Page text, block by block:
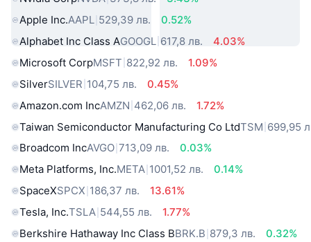
Apple Inc.AAPL 529,39 лв.
0.52%
Alphabet Inc Class AGOOGL 617,8 лв.
4.03%
Microsoft CorpMSFT 822,92 лв.
1.09%
SilverSILVER 104,75 лв.
0.45%
Amazon.com IncAMZN 462,06 лв.
1.72%
Taiwan Semiconductor Manufacturing Co LtdTSM 699,95
Broadcom IncAVGO 713,09 лв.
0.03%
Meta Platforms, Inc.META 1001,52 лв.
0.14%
SpaceXSPCX 186,37 лв.
13.61%
Tesla, Inc.TSLA 544,55 лв.
1.77%
Berkshire Hathaway Inc Class BBRK.B 879,3 лв.
0.32%